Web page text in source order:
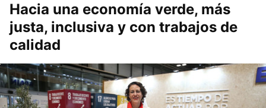
Hacia una economía verde, más
justa, inclusiva y con trabajos de
calidad